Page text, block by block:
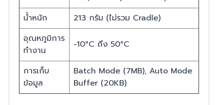
น้ำหนัก
213 กรัม (ไม่รวม Cradle)
อุณหภูมิการ
ทำงาน
-10°C ถึง 50°C
การเก็บ
ข้อมูล
Batch Mode (7MB), Auto Mode
Buffer (20KB)